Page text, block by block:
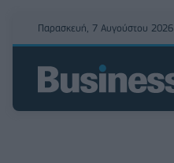
Παρασκευή, 7 Αυγούστου 2026